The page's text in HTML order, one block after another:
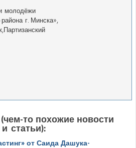
молодёжи
района г. Минска»,
,Партизанский
то похожие новости
и статьи):
от Саида Дашука-